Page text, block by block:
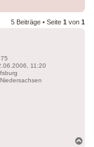
5 Beiträge • Seite 1 von 1
11:20
Niedersachsen